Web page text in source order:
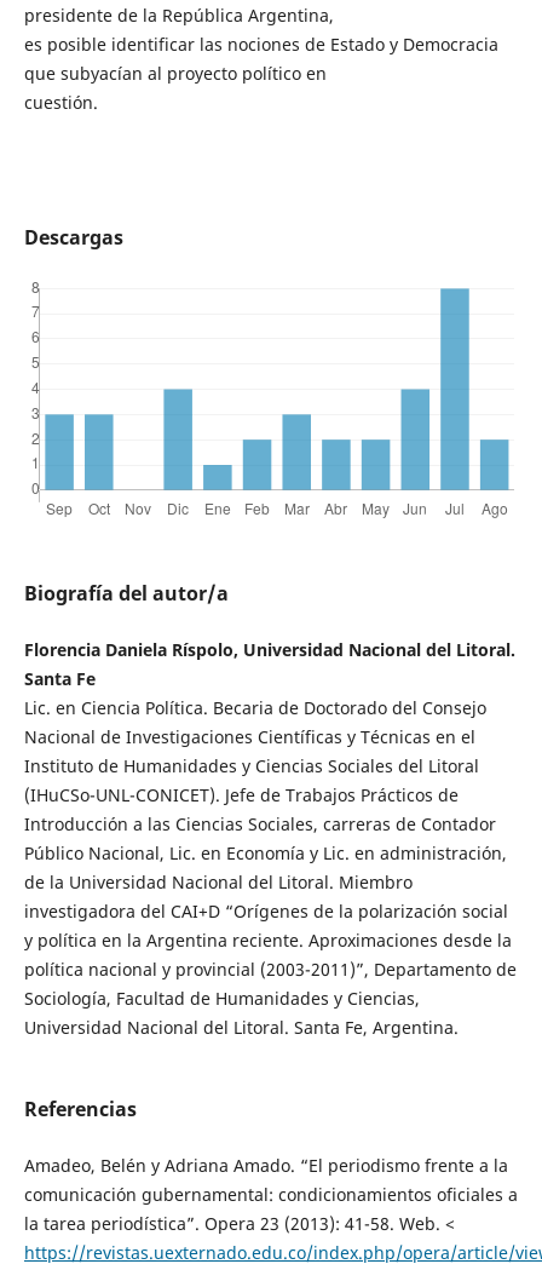
presidente de la República Argentina,
es posible identificar las nociones de Estado y Democracia
que subyacían al proyecto político en
cuestión.
Descargas
Biografía del autor/a
Florencia Daniela Ríspolo, Universidad Nacional del Litoral.
Santa Fe
Lic. en Ciencia Política. Becaria de Doctorado del Consejo
Nacional de Investigaciones Científicas y Técnicas en el
Instituto de Humanidades y Ciencias Sociales del Litoral
(IHuCSo-UNL-CONICET). Jefe de Trabajos Prácticos de
Introducción a las Ciencias Sociales, carreras de Contador
Público Nacional, Lic. en Economía y Lic. en administración,
de la Universidad Nacional del Litoral. Miembro
investigadora del CAI+D “Orígenes de la polarización social
y política en la Argentina reciente. Aproximaciones desde la
política nacional y provincial (2003-2011)”, Departamento de
Sociología, Facultad de Humanidades y Ciencias,
Universidad Nacional del Litoral. Santa Fe, Argentina.
Referencias
Amadeo, Belén y Adriana Amado. “El periodismo frente a la
comunicación gubernamental: condicionamientos oficiales a
la tarea periodística”. Opera 23 (2013): 41-58. Web. <
https://revistas.uexternado.edu.co/index.php/opera/article/